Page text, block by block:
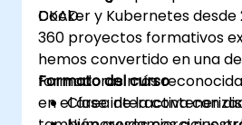
CKAD.
Docker y Kubernetes desde
360 proyectos formativos
hemos convertido en una
formadoras más
en el área de la
Formato del curso
Clase interactiva con